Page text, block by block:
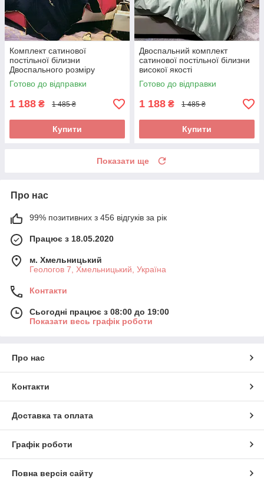
Комплект сатинової
постільної білизни
Двоспального розміру
високої якості
Готово до відправки
1 188 ₴ 1 485 ₴
Купити
Двоспальний комплект
сатинової постільної білизни
високої якості
Готово до відправки
1 188 ₴ 1 485 ₴
Купити
Показати ще
Про нас
99% позитивних з 456 відгуків за рік
Працює з 18.05.2020
м. Хмельницький
Геологов 7, Хмельницький, Україна
Контакти
Сьогодні працює з 08:00 до 19:00
Показати весь графік роботи
Про нас
Контакти
Доставка та оплата
Графік роботи
Повна версія сайту